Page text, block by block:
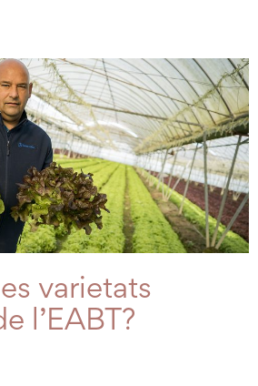
varietats
l’EABT?